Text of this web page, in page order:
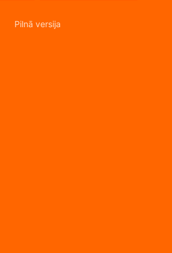
Pilnā versija